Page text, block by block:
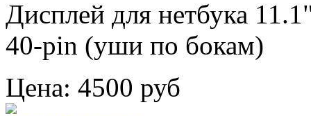
Дисплей для нетбука
40-pin (уши по бокам)
Цена: 4500 руб